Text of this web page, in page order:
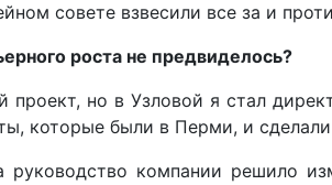
совете взвесили все за и
роста не предвиделось?
но в Узловой я стал
которые были в Перми, и сделали
компании решило